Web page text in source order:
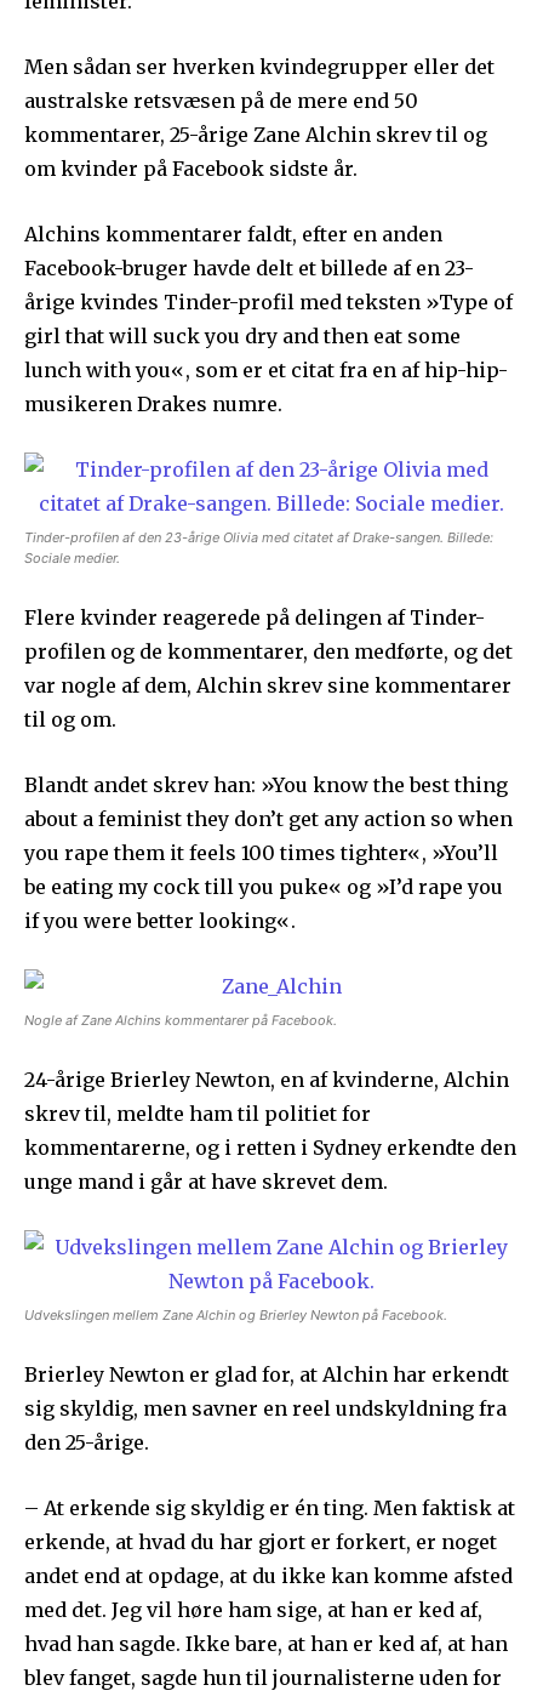
Men sådan ser hverken kvindegrupper eller det
australske retsvæsen på de mere end 50
kommentarer, 25-årige Zane Alchin skrev til og
om kvinder på Facebook sidste år.
Alchins kommentarer faldt, efter en anden
Facebook-bruger havde delt et billede af en 23-
årige kvindes Tinder-profil med teksten »Type of
girl that will suck you dry and then eat some
lunch with you«, som er et citat fra en af hip-hip-
musikeren Drakes numre.
Tinder-profilen af den 23-årige Olivia med citatet af Drake-sangen. Billede:
Sociale medier.
Flere kvinder reagerede på delingen af Tinder-
profilen og de kommentarer, den medførte, og det
var nogle af dem, Alchin skrev sine kommentarer
til og om.
Blandt andet skrev han: »You know the best thing
about a feminist they don’t get any action so when
you rape them it feels 100 times tighter«, »You’ll
be eating my cock till you puke« og »I’d rape you
if you were better looking«.
Nogle af Zane Alchins kommentarer på Facebook.
24-årige Brierley Newton, en af kvinderne, Alchin
skrev til, meldte ham til politiet for
kommentarerne, og i retten i Sydney erkendte den
unge mand i går at have skrevet dem.
Udvekslingen mellem Zane Alchin og Brierley Newton på Facebook.
Brierley Newton er glad for, at Alchin har erkendt
sig skyldig, men savner en reel undskyldning fra
den 25-årige.
– At erkende sig skyldig er én ting. Men faktisk at
erkende, at hvad du har gjort er forkert, er noget
andet end at opdage, at du ikke kan komme afsted
med det. Jeg vil høre ham sige, at han er ked af,
hvad han sagde. Ikke bare, at han er ked af, at han
blev fanget, sagde hun til journalisterne uden for